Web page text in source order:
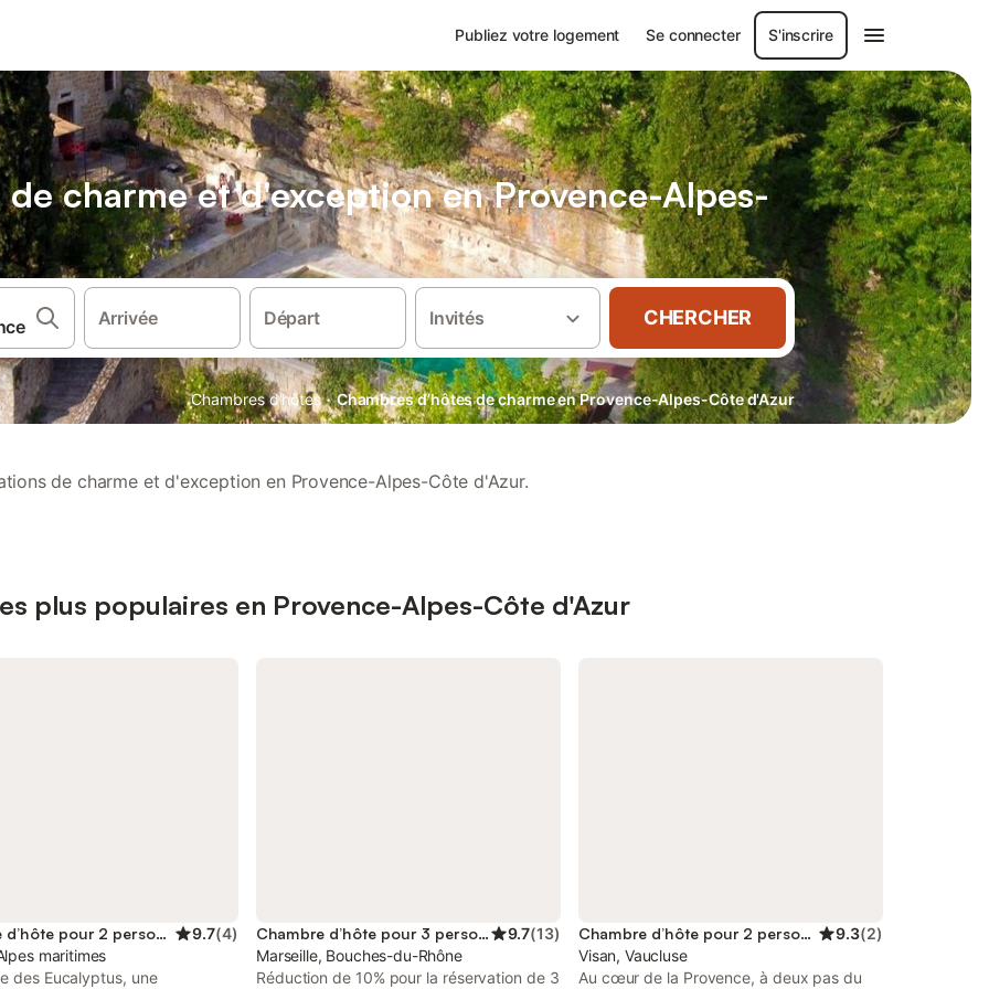
Publiez votre logement Se connecter S'inscrire
charme et d'exception en Provence-Alpes-
Arrivée Départ Invités CHERCHER
Chambres d'hôtes · Chambres d’hôtes de charme en Provence-Alpes-Côte d'Azur
de charme et d'exception en Provence-Alpes-Côte d'Azur.
plus populaires en Provence-Alpes-Côte d'Azur
Chambre d’hôte pour 2 personnes 9.7(4)
maritimes
des Eucalyptus, une
Chambre d’hôte pour 3 personnes 9.7(13)
Marseille, Bouches-du-Rhône
Réduction de 10% pour la réservation de 3
Chambre d’hôte pour 2 personnes 9.3(2)
Visan, Vaucluse
Au cœur de la Provence, à deux pas du